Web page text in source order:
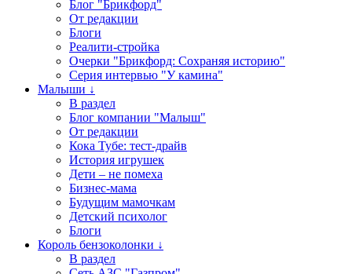
Блог "Брикфорд"
От редакции
Блоги
Реалити-стройка
Очерки "Брикфорд: Сохраняя историю"
Серия интервью "У камина"
Малыши ↓
В раздел
Блог компании "Малыш"
От редакции
Кока Тубе: тест-драйв
История игрушек
Дети – не помеха
Бизнес-мама
Будущим мамочкам
Детский психолог
Блоги
Король бензоколонки ↓
В раздел